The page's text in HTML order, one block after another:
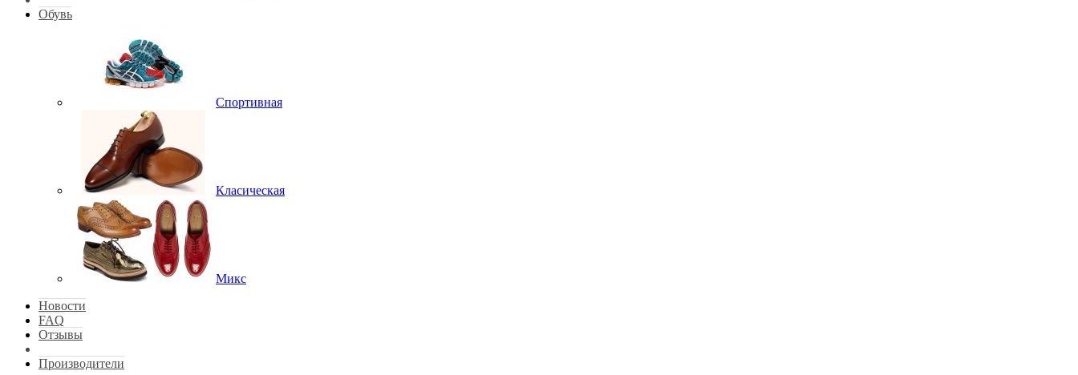
Обувь
Спортивная
Класическая
Микс
Новости
FAQ
Отзывы
Производители